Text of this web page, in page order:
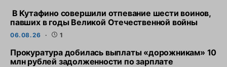
В Кутафино совершили отпевание шести воинов,
павших в годы Великой Отечественной войны
06.08.26 1
Прокуратура добилась выплаты «дорожникам» 10
млн рублей задолженности по зарплате